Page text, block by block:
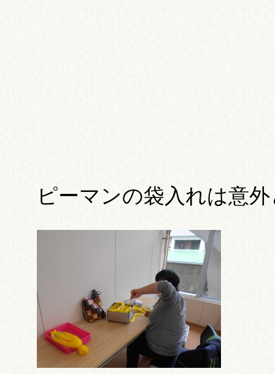
ピーマンの袋入れは意